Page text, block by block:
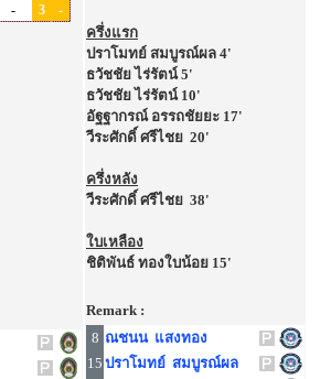
- 3 -
ครึ่งแรก
ปราโมทย์ สมบูรณ์ผล 4'
ธวัชชัย ไร่รัตน์ 5'
ธวัชชัย ไร่รัตน์ 10'
อัฐฐากรณ์ อรรถชัยยะ 17'
วีระศักดิ์ ศรีไชย 20'
ครึ่งหลัง
วีระศักดิ์ ศรีไชย 38'
ใบเหลือง
ชิติพันธ์ ทองใบน้อย 15'
Remark :
8 ณชนน แสงทอง
15 ปราโมทย์ สมบูรณ์ผล